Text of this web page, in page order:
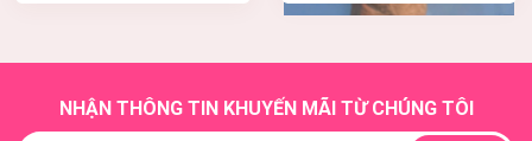
NHẬN THÔNG TIN KHUYẾN MÃI TỪ CHÚNG TÔI